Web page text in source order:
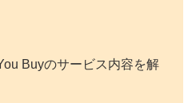
Buyのサービス内容を解